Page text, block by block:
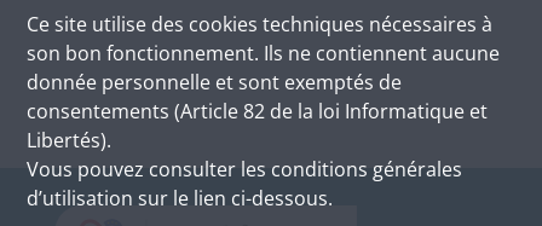
Ce site utilise des cookies techniques nécessaires à
son bon fonctionnement. Ils ne contiennent aucune
donnée personnelle et sont exemptés de
consentements (Article 82 de la loi Informatique et
Libertés).
Vous pouvez consulter les conditions générales
d’utilisation sur le lien ci-dessous.